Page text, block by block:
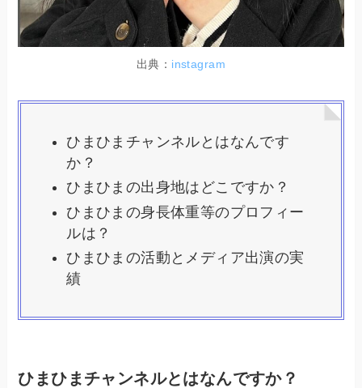
出典： instagram
ひまひまチャンネルとはなんです
か？
ひまひまの出身地はどこですか？
ひまひまの身長体重等のプロフィー
ルは？
ひまひまの活動とメディア出演の実
績
ひまひまチャンネルとはなんですか？